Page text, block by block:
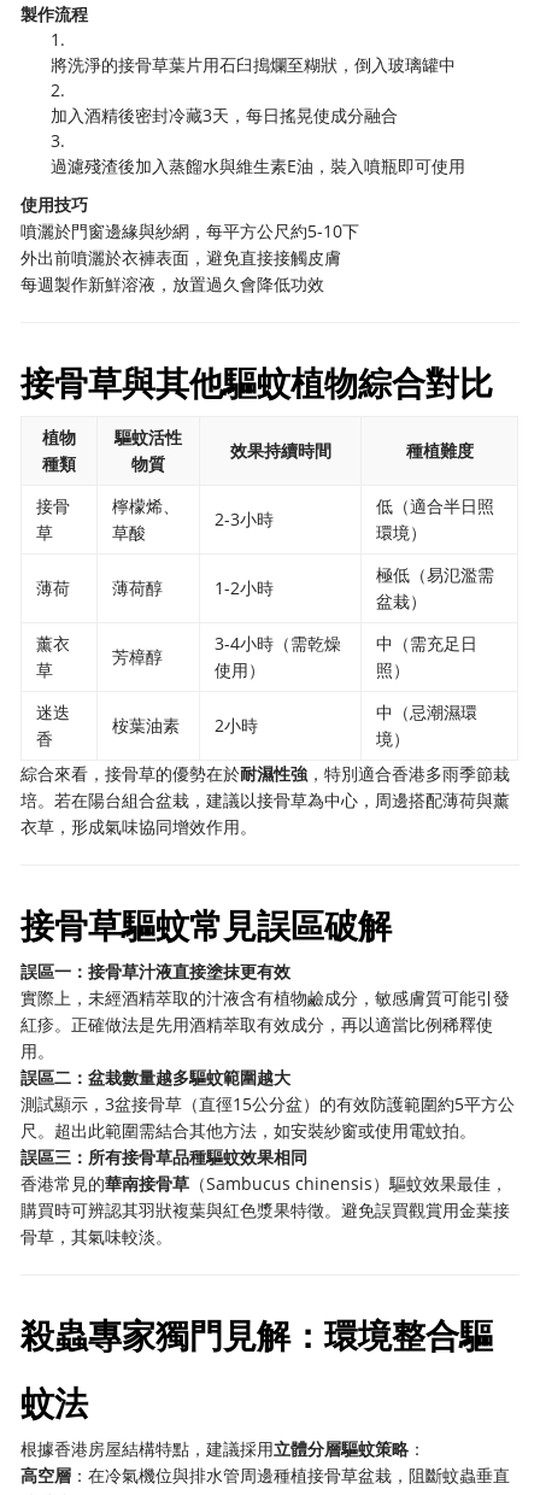
製作流程
1.
將洗淨的接骨草葉片用石臼搗爛至糊狀，倒入玻璃罐中
2.
加入酒精後密封冷藏3天，每日搖晃使成分融合
3.
過濾殘渣後加入蒸餾水與維生素E油，裝入噴瓶即可使用
使用技巧
噴灑於門窗邊緣與紗網，每平方公尺約5-10下
外出前噴灑於衣褲表面，避免直接接觸皮膚
每週製作新鮮溶液，放置過久會降低功效
接骨草與其他驅蚊植物綜合對比
植物
種類
驅蚊活性
物質
效果持續時間 種植難度
接骨
草
檸檬烯、
草酸
2-3小時
低（適合半日照
環境）
薄荷 薄荷醇 1-2小時
極低（易氾濫需
盆栽）
薰衣
草
芳樟醇
3-4小時（需乾燥
使用）
中（需充足日
照）
迷迭
香
桉葉油素 2小時
中（忌潮濕環
境）
綜合來看，接骨草的優勢在於耐濕性強 ，特別適合香港多雨季節栽
培。若在陽台組合盆栽，建議以接骨草為中心，周邊搭配薄荷與薰
衣草，形成氣味協同增效作用。
接骨草驅蚊常見誤區破解
誤區一：接骨草汁液直接塗抹更有效
實際上，未經酒精萃取的汁液含有植物鹼成分，敏感膚質可能引發
紅疹。正確做法是先用酒精萃取有效成分，再以適當比例稀釋使
用。
誤區二：盆栽數量越多驅蚊範圍越大
測試顯示，3盆接骨草（直徑15公分盆）的有效防護範圍約5平方公
尺。超出此範圍需結合其他方法，如安裝紗窗或使用電蚊拍。
誤區三：所有接骨草品種驅蚊效果相同
香港常見的華南接骨草 （Sambucus chinensis）驅蚊效果最佳，
購買時可辨認其羽狀複葉與紅色漿果特徵。避免誤買觀賞用金葉接
骨草，其氣味較淡。
殺蟲專家獨門見解：環境整合驅
蚊法
根據香港房屋結構特點，建議採用立體分層驅蚊策略 ：
高空層 ：在冷氣機位與排水管周邊種植接骨草盆栽，阻斷蚊蟲垂直